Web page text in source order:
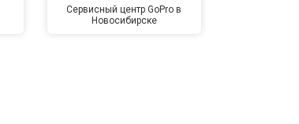
Сервисный центр GoPro в
Новосибирске